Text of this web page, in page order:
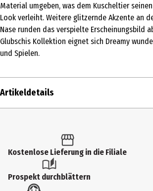
Material umgeben, was dem Kuscheltier
Look verleiht. Weitere glitzernde Akzente an
Nase runden das verspielte Erscheinungsbild
Glubschis Kollektion eignet sich Dreamy
und Spielen.
Artikeldetails
Produkttyp
Kuschelartikel
Lizenz (spw)
Kostenlose Lieferung in die Filiale
Prospekt durchblättern